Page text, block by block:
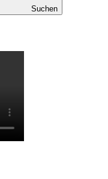
Suchen